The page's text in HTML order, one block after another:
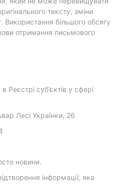
тексту, зміни
Використання більшого обсягу
отримання письмового
Реєстрі суб’єктів у сфері
Лесі Українки, 26
новини.
інформації, яка